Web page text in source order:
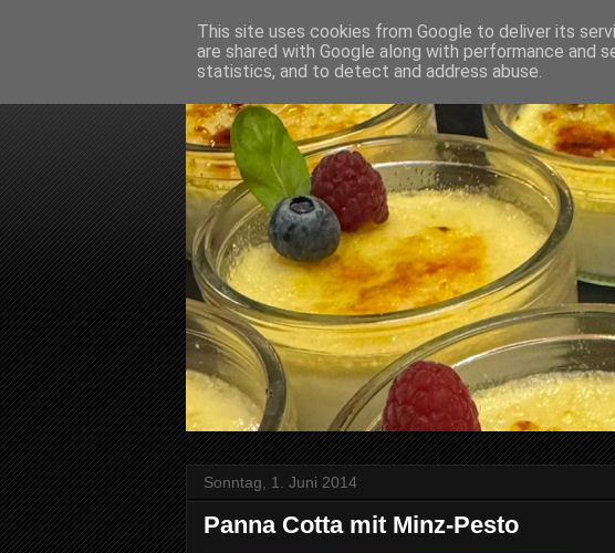
Sonntag, 1. Juni 2014
Panna Cotta mit Minz-Pesto
This site uses cookies from Google to deliver its
are shared with Google along with performance and
statistics, and to detect and address abuse.